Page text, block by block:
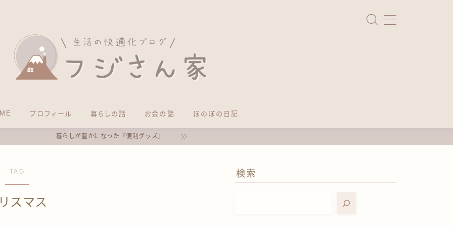
プロフィール 暮らしの話 お金の話 ほのぼの日記
暮らしの話
暮らしが豊かになった『便利グッズ』
TAG
スマス
検索